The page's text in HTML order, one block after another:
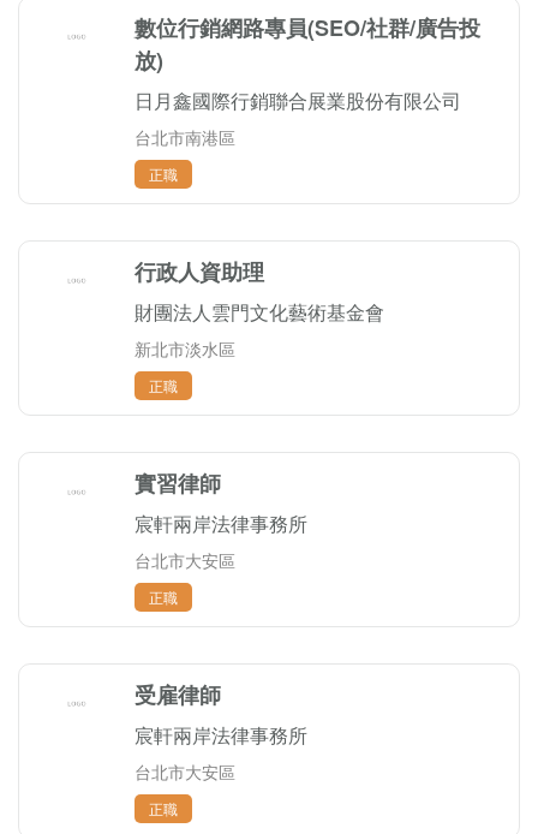
數位行銷網路專員(SEO/社群/廣告投
放)
日月鑫國際行銷聯合展業股份有限公司
台北市南港區
正職
行政人資助理
財團法人雲門文化藝術基金會
新北市淡水區
正職
實習律師
宸軒兩岸法律事務所
台北市大安區
正職
受雇律師
宸軒兩岸法律事務所
台北市大安區
正職